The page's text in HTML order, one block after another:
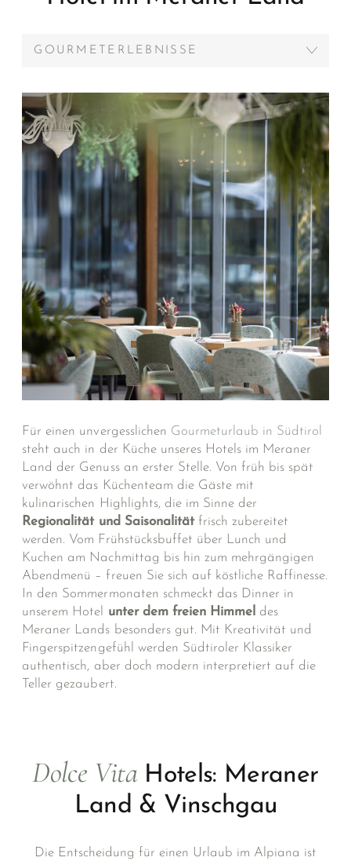
GOURMETERLEBNISSE
Für einen unvergesslichen Gourmeturlaub in Südtirol
steht auch in der Küche unseres Hotels im Meraner
Land der Genuss an erster Stelle. Von früh bis spät
verwöhnt das Küchenteam die Gäste mit
kulinarischen Highlights, die im Sinne der
Regionalität und Saisonalitätfrisch zubereitet
werden. Vom Frühstücksbuffet über Lunch und
Kuchen am Nachmittag bis hin zum mehrgängigen
Abendmenü – freuen Sie sich auf köstliche Raffinesse.
In den Sommermonaten schmeckt das Dinner in
unserem Hotel unter dem freien Himmel des
Meraner Lands besonders gut. Mit Kreativität und
Fingerspitzengefühl werden Südtiroler Klassiker
authentisch, aber doch modern interpretiert auf die
Teller gezaubert.
Dolce VitaHotels: Meraner
Land & Vinschgau
Die Entscheidung für einen Urlaub im Alpiana ist